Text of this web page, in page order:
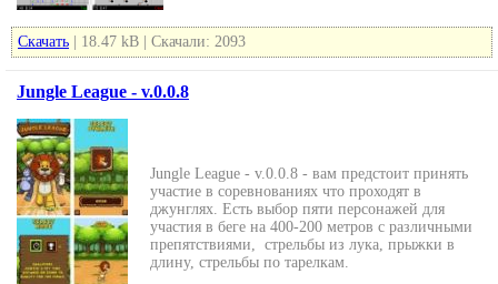
Скачать | 18.47 kB | Скачали: 2093
Jungle League - v.0.0.8
Jungle League - v.0.0.8 - вам предстоит принять
участие в соревнованиях что проходят в
джунглях. Есть выбор пяти персонажей для
участия в беге на 400-200 метров с различными
препятствиями, стрельбы из лука, прыжки в
длину, стрельбы по тарелкам.